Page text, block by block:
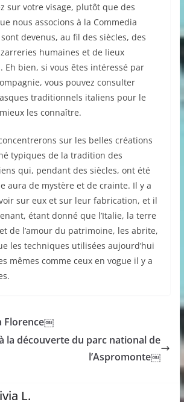
sur votre visage, plutôt que des
nous associons à la Commedia
devenus, au fil des siècles, des
humaines et de lieux
Eh bien, si vous êtes intéressé par
vous pouvez consulter
traditionnels italiens pour le
les connaître.
sur les belles créations
typiques de la tradition des
qui, pendant des siècles, ont été
aura de mystère et de crainte. Il y a
sur eux et sur leur fabrication, et il
étant donné que l’Italie, la terre
de l’amour du patrimoine, les abrite,
les techniques utilisées aujourd’hui
mêmes comme ceux en vogue il y a
Florence￼
la découverte du parc national de
l’Aspromonte￼
L.